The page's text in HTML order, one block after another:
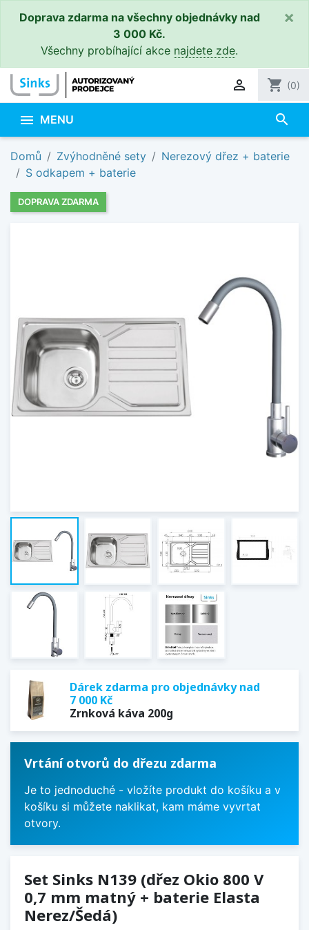
Doprava zdarma na všechny objednávky nad
3 000 Kč.
Všechny probíhající akce najdete zde.
×
 shopping_cart (0)
 MENU search
Domů Zvýhodněné sety
Nerezový dřez + baterie
S odkapem + baterie
DOPRAVA ZDARMA
Dárek zdarma pro objednávky nad
7 000 Kč
Zrnková káva 200g
Vrtání otvorů do dřezu zdarma
Je to jednoduché - vložíte produkt do košíku a v
košíku si můžete naklikat, kam máme vyvrtat
otvory.
Set Sinks N139 (dřez Okio 800 V
0,7 mm matný + baterie Elasta
Nerez/Šedá)